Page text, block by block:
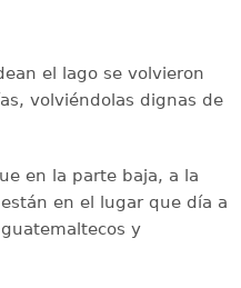
el lago se volvieron
volviéndolas dignas de
en la parte baja, a la
en el lugar que día a
y